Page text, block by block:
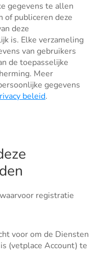
gegevens te allen
of publiceren deze
deze
is. Elke verzameling
van gebruikers
de toepasselijke
Meer
gegevens
beleid.
registratie
voor om de Diensten
(vetplace Account) te